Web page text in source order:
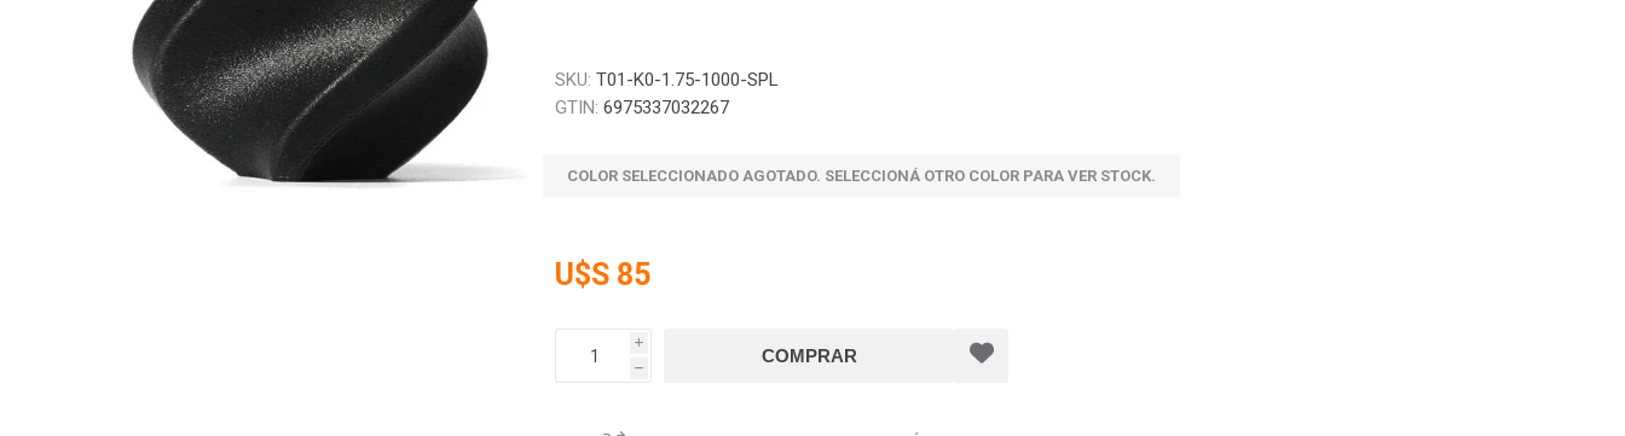
SKU: T01-K0-1.75-1000-SPL
GTIN: 6975337032267
COLOR SELECCIONADO AGOTADO. SELECCIONÁ OTRO COLOR PARA VER STOCK.
U$S 85
i
h